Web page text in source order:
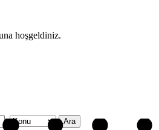
hoşgeldiniz.